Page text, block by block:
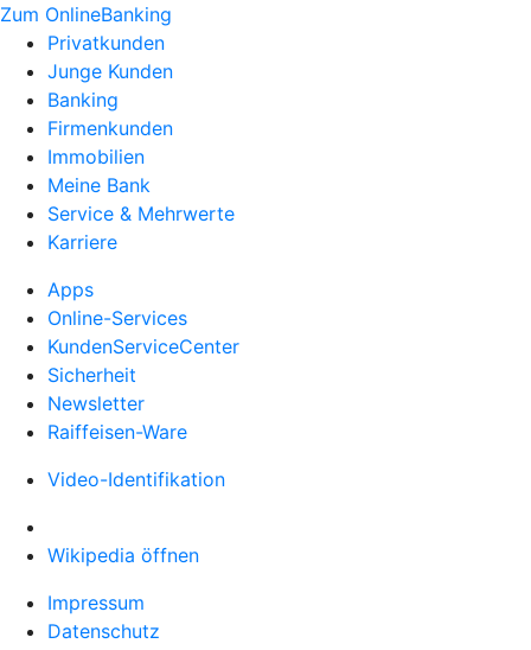
Zum OnlineBanking
Privatkunden
Junge Kunden
Banking
Firmenkunden
Immobilien
Meine Bank
Service & Mehrwerte
Karriere
Apps
Online-Services
KundenServiceCenter
Sicherheit
Newsletter
Raiffeisen-Ware
Video-Identifikation
Wikipedia öffnen
Impressum
Datenschutz